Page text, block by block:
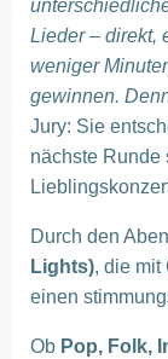
Lieder – direkt,
weniger
gewinnen.
Jury: Sie
nächste Runde
Durch den
Lights), die mit
einen
Ob Pop, Folk,